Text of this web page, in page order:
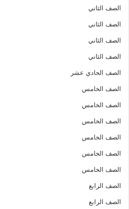
الصف الثاني
الصف الثاني
الصف الثاني
الصف الثاني
الصف الحادي عشر
الصف الخامس
الصف الخامس
الصف الخامس
الصف الخامس
الصف الخامس
الصف الخامس
الصف الرابع
الصف الرابع